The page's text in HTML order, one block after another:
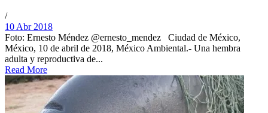
/
10 Abr 2018
Foto: Ernesto Méndez @ernesto_mendez Ciudad de México,
México, 10 de abril de 2018, México Ambiental.- Una hembra
adulta y reproductiva de...
Read More